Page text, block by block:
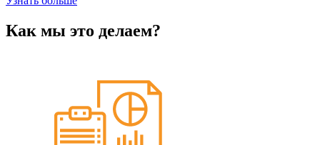
Как мы это делаем?